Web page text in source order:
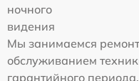
ночного
видения
Мы занимаемся
обслуживанием
гарантийного